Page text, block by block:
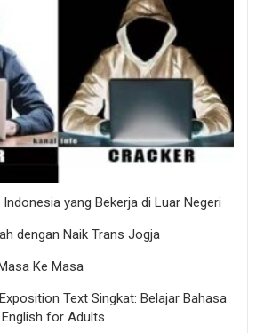
yang Bekerja di Luar Negeri
dengan Naik Trans Jogja
Ke Masa
Text Singkat: Belajar Bahasa
English for Adults